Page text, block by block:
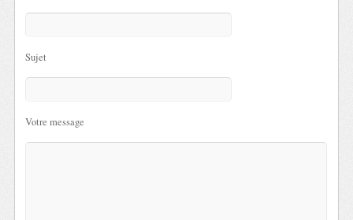
Sujet
Votre message